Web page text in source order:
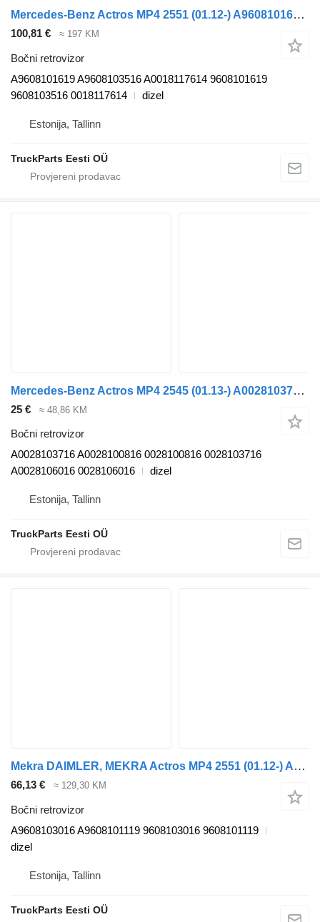
Mercedes-Benz Actros MP4 2551 (01.12-) A9608101619 bočni retrovizor za Mercedes-Benz Actros MP4 Antos Arocs (2012-) tegljača
100,81 € ≈ 197 KM
Bočni retrovizor
A9608101619 A9608103516 A0018117614 9608101619
9608103516 0018117614
dizel
Estonija, Tallinn
TruckParts Eesti OÜ
Mercedes-Benz Actros MP4 2545 (01.13-) A0028103716 bočni retrovizor za Mercedes-Benz Actros MP4 Antos Arocs (2012-) tegljača
25 € ≈ 48,86 KM
Bočni retrovizor
A0028103716 A0028100816 0028100816 0028103716
A0028106016 0028106016
dizel
Estonija, Tallinn
TruckParts Eesti OÜ
Mekra DAIMLER, MEKRA Actros MP4 2551 (01.12-) A9608103016 bočni retrovizor za Mercedes-Benz Actros MP4 Antos Arocs (2012-) tegljača
66,13 € ≈ 129,30 KM
Bočni retrovizor
A9608103016 A9608101119 9608103016 9608101119
dizel
Estonija, Tallinn
TruckParts Eesti OÜ